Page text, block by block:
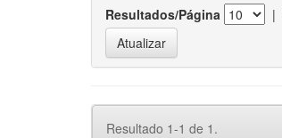
Resultados/Página |
Resultado 1-1 de 1.